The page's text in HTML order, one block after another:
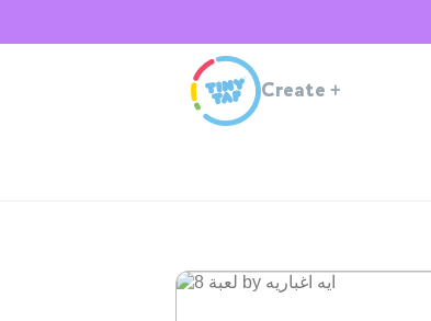
Create +